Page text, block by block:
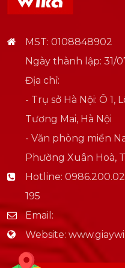
MST: 0108848902
Ngày thành lập: 31/
Địa chỉ:
- Trụ sở Hà Nội: Ô 1,
Tương Mai, Hà Nội
- Văn phòng miền
Phường Xuân Hoà,
Hotline:
195
Email:
Website: